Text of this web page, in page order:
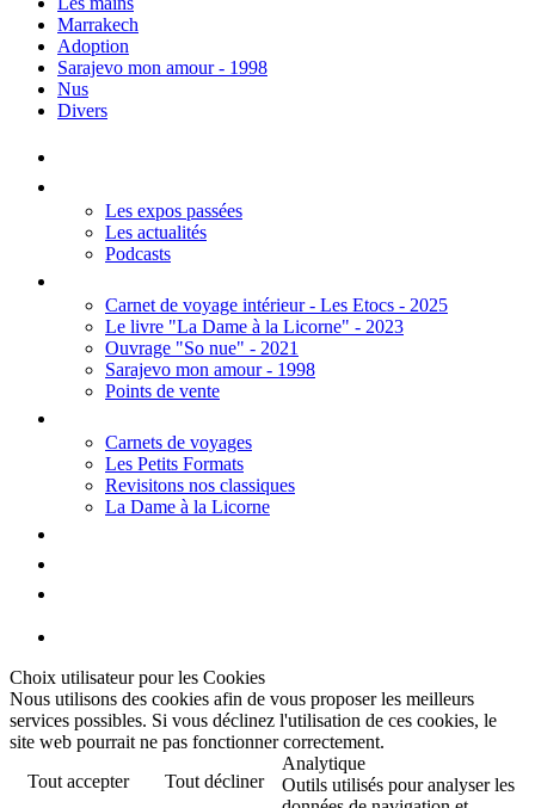
Marrakech
Adoption
Sarajevo mon amour - 1998
Nus
Divers
Les expos passées
Les actualités
Podcasts
Carnet de voyage intérieur - Les Etocs - 2025
Le livre "La Dame à la Licorne" - 2023
Ouvrage "So nue" - 2021
Sarajevo mon amour - 1998
Points de vente
Carnets de voyages
Les Petits Formats
Revisitons nos classiques
La Dame à la Licorne
Choix utilisateur pour les Cookies
Nous utilisons des cookies afin de vous proposer les meilleurs
services possibles. Si vous déclinez l'utilisation de ces cookies, le
site web pourrait ne pas fonctionner correctement.
Tout accepter
Tout décliner
Analytique
Outils utilisés pour analyser les